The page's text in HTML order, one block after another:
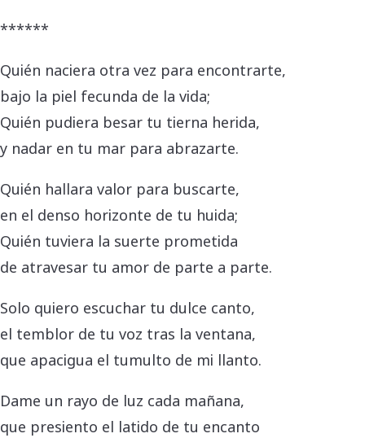
******
Quién naciera otra vez para encontrarte,
bajo la piel fecunda de la vida;
Quién pudiera besar tu tierna herida,
y nadar en tu mar para abrazarte.
Quién hallara valor para buscarte,
en el denso horizonte de tu huida;
Quién tuviera la suerte prometida
de atravesar tu amor de parte a parte.
Solo quiero escuchar tu dulce canto,
el temblor de tu voz tras la ventana,
que apacigua el tumulto de mi llanto.
Dame un rayo de luz cada mañana,
que presiento el latido de tu encanto